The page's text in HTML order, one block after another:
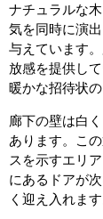
ナチュラルな
気を同時に演
与えています
放感を提供し
暖かな招待状の
廊下の壁は白
あります。こ
スを示すエリ
にあるドアが
く迎え入れます